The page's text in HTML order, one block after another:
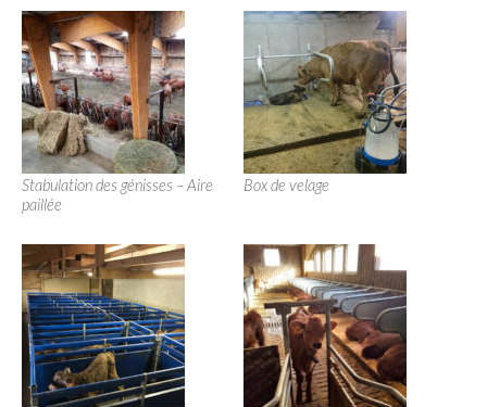
Stabulation des génisses – Aire
paillée
Box de velage